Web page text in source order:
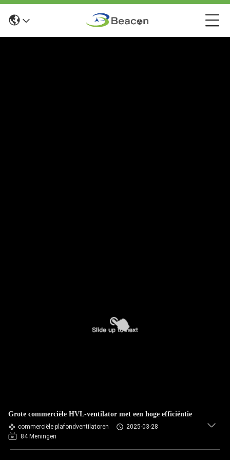
Grote commerciële HVL-ventilator met een hoge efficiëntie
commerciële plafondventilatoren
2025-03-28
84 Meningen